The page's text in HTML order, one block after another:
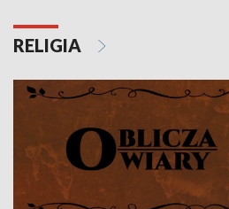
RELIGIA